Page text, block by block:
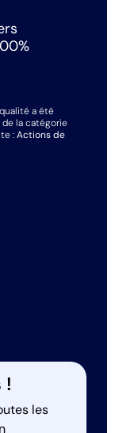
a été
la catégorie
:Actions de
!
les